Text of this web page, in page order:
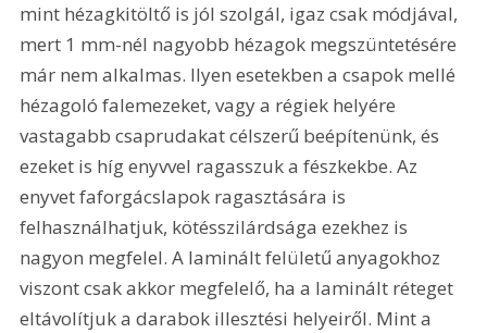
mint hézagkitöltő is jól szolgál, igaz csak módjával,
mert 1 mm-nél nagyobb hézagok megszüntetésére
már nem alkalmas. Ilyen esetekben a csapok mellé
hézagoló falemezeket, vagy a régiek helyére
vastagabb csaprudakat célszerű beépítenünk, és
ezeket is híg enyvvel ragasszuk a fészkekbe. Az
enyvet faforgácslapok ragasztására is
felhasználhatjuk, kötésszilárdsága ezekhez is
nagyon megfelel. A laminált felületű anyagokhoz
viszont csak akkor megfelelő, ha a laminált réteget
eltávolítjuk a darabok illesztési helyeiről. Mint a